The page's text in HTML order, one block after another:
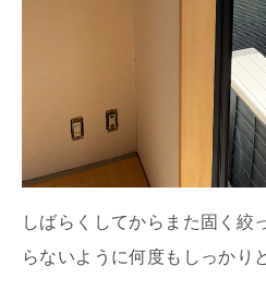
しばらくしてからまた固く絞
らないように何度もしっかり